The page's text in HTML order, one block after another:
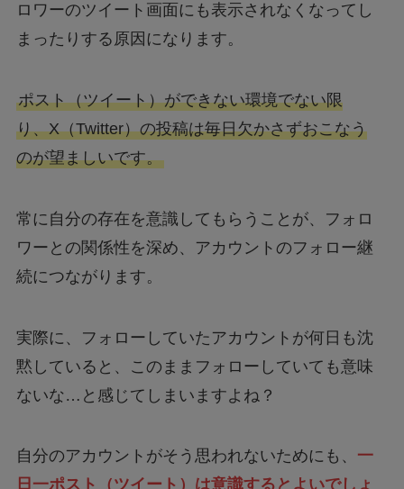
ロワーのツイート画面にも表示されなくなってし
まったりする原因になります。
ポスト（ツイート）ができない環境でない限
り、X（Twitter）の投稿は毎日欠かさずおこなう
のが望ましいです。
常に自分の存在を意識してもらうことが、フォロ
ワーとの関係性を深め、アカウントのフォロー継
続につながります。
実際に、フォローしていたアカウントが何日も沈
黙していると、このままフォローしていても意味
ないな…と感じてしまいますよね？
自分のアカウントがそう思われないためにも、 一
日一ポスト（ツイート）は意識するとよいでしょ